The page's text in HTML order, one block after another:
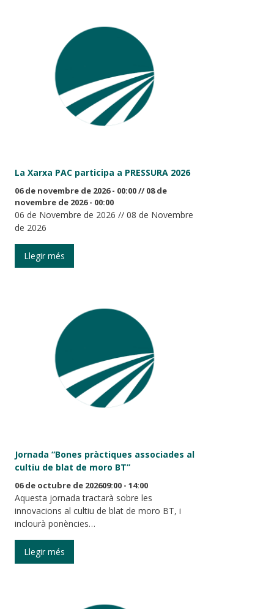
La Xarxa PAC participa a PRESSURA 2026
06 de novembre de 2026 - 00:00//08 de
novembre de 2026 - 00:00
06 de Novembre de 2026 // 08 de Novembre
de 2026
Llegir més
Jornada “Bones pràctiques associades al
cultiu de blat de moro BT”
06 de octubre de 202609:00 - 14:00
Aquesta jornada tractarà sobre les
innovacions al cultiu de blat de moro BT, i
inclourà ponències…
Llegir més